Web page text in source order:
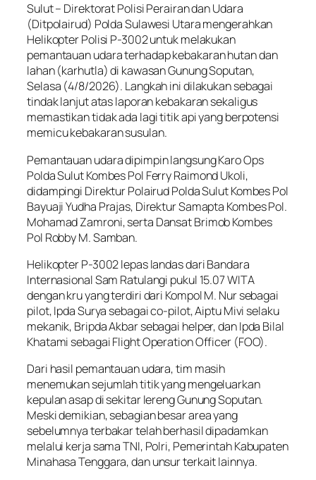
Sulut – Direktorat Polisi Perairan dan Udara
(Ditpolairud) Polda Sulawesi Utara mengerahkan
Helikopter Polisi P-3002 untuk melakukan
pemantauan udara terhadap kebakaran hutan dan
lahan (karhutla) di kawasan Gunung Soputan,
Selasa (4/8/2026). Langkah ini dilakukan sebagai
tindak lanjut atas laporan kebakaran sekaligus
memastikan tidak ada lagi titik api yang berpotensi
memicu kebakaran susulan.
Pemantauan udara dipimpin langsung Karo Ops
Polda Sulut Kombes Pol Ferry Raimond Ukoli,
didampingi Direktur Polairud Polda Sulut Kombes Pol
Bayuaji Yudha Prajas, Direktur Samapta Kombes Pol.
Mohamad Zamroni, serta Dansat Brimob Kombes
Pol Robby M. Samban.
Helikopter P-3002 lepas landas dari Bandara
Internasional Sam Ratulangi pukul 15.07 WITA
dengan kru yang terdiri dari Kompol M. Nur sebagai
pilot, Ipda Surya sebagai co-pilot, Aiptu Mivi selaku
mekanik, Bripda Akbar sebagai helper, dan Ipda Bilal
Khatami sebagai Flight Operation Officer (FOO).
Dari hasil pemantauan udara, tim masih
menemukan sejumlah titik yang mengeluarkan
kepulan asap di sekitar lereng Gunung Soputan.
Meski demikian, sebagian besar area yang
sebelumnya terbakar telah berhasil dipadamkan
melalui kerja sama TNI, Polri, Pemerintah Kabupaten
Minahasa Tenggara, dan unsur terkait lainnya.